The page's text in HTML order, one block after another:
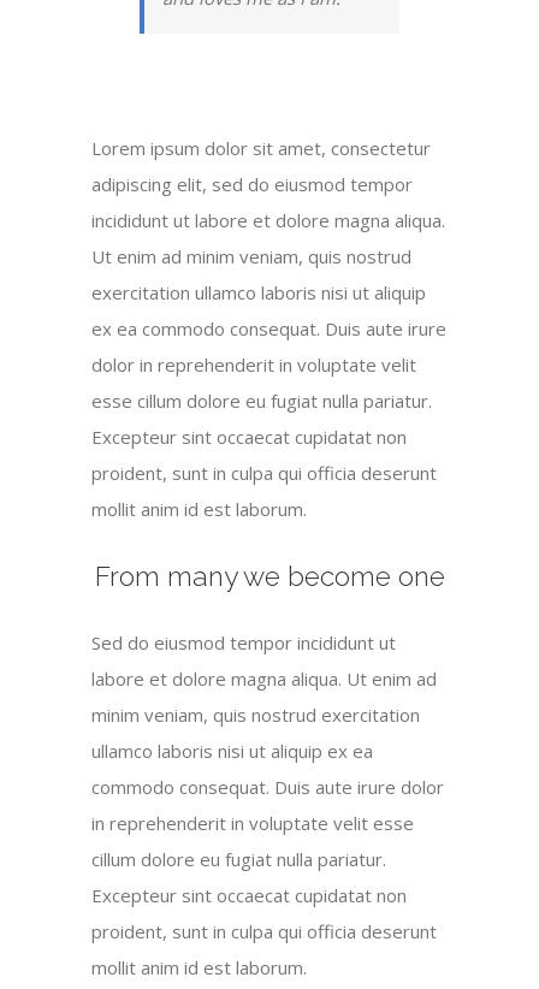
Lorem ipsum dolor sit amet, consectetur
adipiscing elit, sed do eiusmod tempor
incididunt ut labore et dolore magna aliqua.
Ut enim ad minim veniam, quis nostrud
exercitation ullamco laboris nisi ut aliquip
ex ea commodo consequat. Duis aute irure
dolor in reprehenderit in voluptate velit
esse cillum dolore eu fugiat nulla pariatur.
Excepteur sint occaecat cupidatat non
proident, sunt in culpa qui officia deserunt
mollit anim id est laborum.
From many we become one
Sed do eiusmod tempor incididunt ut
labore et dolore magna aliqua. Ut enim ad
minim veniam, quis nostrud exercitation
ullamco laboris nisi ut aliquip ex ea
commodo consequat. Duis aute irure dolor
in reprehenderit in voluptate velit esse
cillum dolore eu fugiat nulla pariatur.
Excepteur sint occaecat cupidatat non
proident, sunt in culpa qui officia deserunt
mollit anim id est laborum.